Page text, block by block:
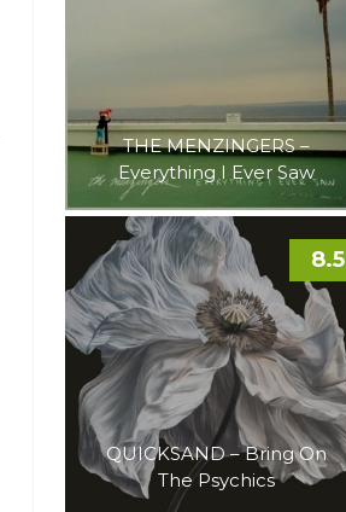
THE MENZINGERS –
Everything I Ever Saw
QUICKSAND – Bring On
The Psychics
8.5